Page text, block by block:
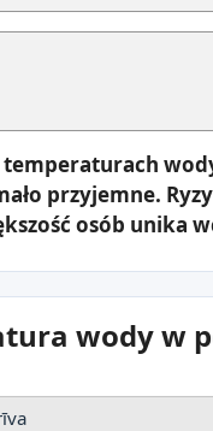
przyjemne.
osób unika
wody w